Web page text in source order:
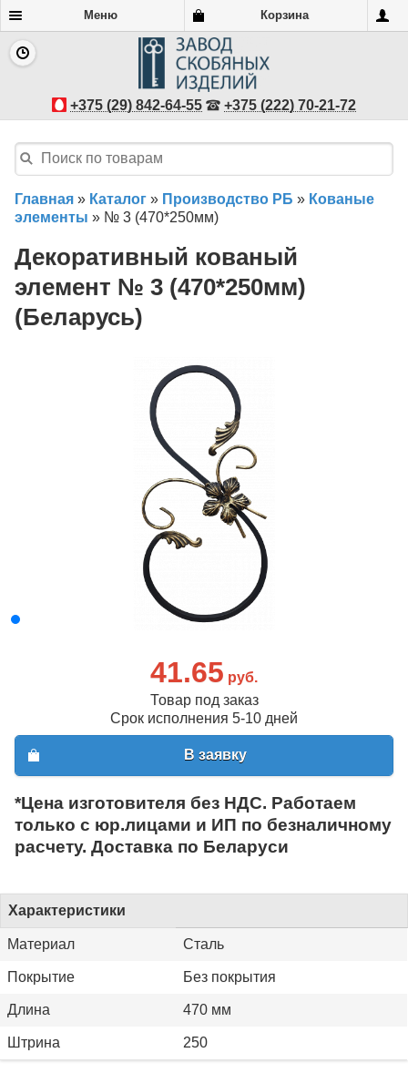
Меню Корзина
+375 (29) 842-64-55 +375 (222) 70-21-72
Главная » Каталог » Производство РБ » Кованые
элементы » № 3 (470*250мм)
Декоративный кованый
элемент № 3 (470*250мм)
(Беларусь)
41.65 руб.
Товар под заказ
Срок исполнения 5-10 дней
В заявку
*Цена изготовителя без НДС. Работаем
только с юр.лицами и ИП по безналичному
расчету. Доставка по Беларуси
Характеристики
Материал Сталь
Покрытие Без покрытия
Длина 470 мм
Штрина 250